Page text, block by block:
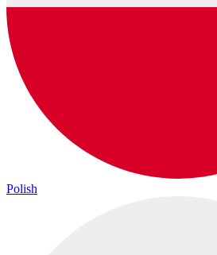
Polish